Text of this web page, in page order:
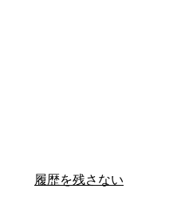
履歴を残さない